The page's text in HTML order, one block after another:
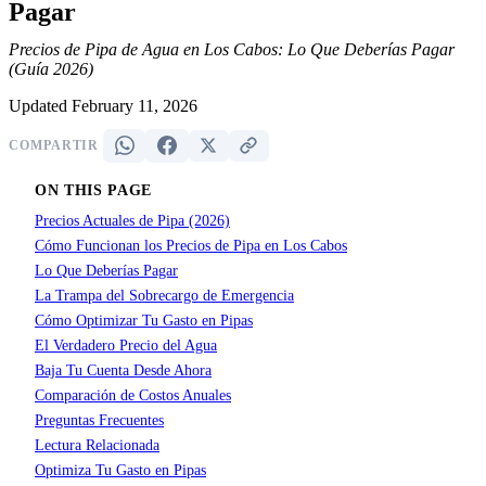
Pagar
Precios de Pipa de Agua en Los Cabos: Lo Que Deberías Pagar
(Guía 2026)
Updated February 11, 2026
COMPARTIR
ON THIS PAGE
Precios Actuales de Pipa (2026)
Cómo Funcionan los Precios de Pipa en Los Cabos
Lo Que Deberías Pagar
La Trampa del Sobrecargo de Emergencia
Cómo Optimizar Tu Gasto en Pipas
El Verdadero Precio del Agua
Baja Tu Cuenta Desde Ahora
Comparación de Costos Anuales
Preguntas Frecuentes
Lectura Relacionada
Optimiza Tu Gasto en Pipas